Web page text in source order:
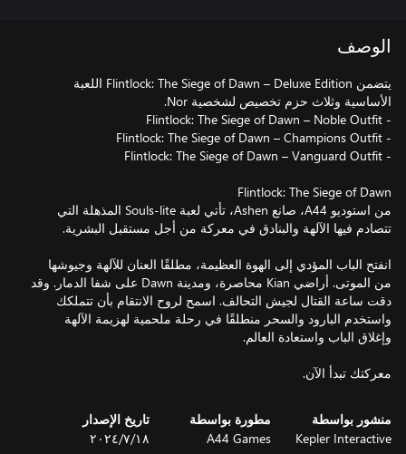
الوصف
يتضمن Flintlock: The Siege of Dawn – Deluxe Edition اللعبة
من استوديو A44، صانع Ashen، تأتي لعبة Souls-lite المذهلة التي
انفتح الباب المؤدي إلى الهوة العظيمة، مطلقًا العنان للآلهة وجيوشها
من الموتى. أراضي Kian محاصرة، ومدينة Dawn على شفا الدمار. وقد
دقت ساعة القتال لجيش التحالف. اسمح لروح الانتقام بأن تتملكك
واستخدم البارود والسحر منطلقًا في رحلة ملحمية لهزيمة الآلهة
معركتك تبدأ الآن.
منشور بواسطة
Kepler Interactive
مطورة بواسطة
A44 Games
تاريخ الإصدار
١٨‏/٧‏/٢٠٢٤